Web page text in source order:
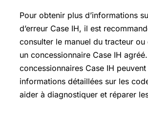
Pour obtenir plus d’informations
d’erreur Case IH, il est
consulter le manuel du tracteur
un concessionnaire Case IH
concessionnaires Case IH
informations détaillées sur les
aider à diagnostiquer et réparer